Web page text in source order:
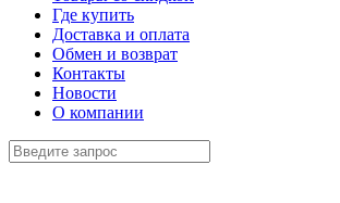
Где купить
Доставка и оплата
Обмен и возврат
Контакты
Новости
О компании